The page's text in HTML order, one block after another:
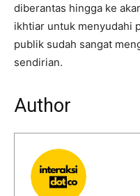
diberantas hingga ke
ikhtiar untuk menyudahi
publik sudah sangat
sendirian.
Author